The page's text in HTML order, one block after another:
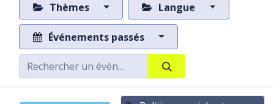
Thèmes Langue
Événements passés